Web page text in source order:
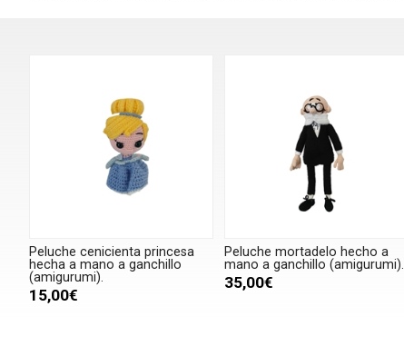
Peluche cenicienta princesa
hecha a mano a ganchillo
(amigurumi).
15,00€
Peluche mortadelo hecho a
mano a ganchillo (amigurumi).
35,00€